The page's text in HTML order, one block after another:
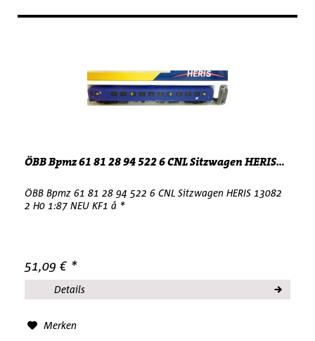
ÖBB Bpmz 61 81 28 94 522 6 CNL Sitzwagen HERIS...
ÖBB Bpmz 61 81 28 94 522 6 CNL Sitzwagen HERIS 13082
2 H0 1:87 NEU KF1 å *
51,09 € *
Details
Merken